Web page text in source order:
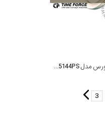
زیور آلات و جواهر تایم فورس مدل TS5144PS
3